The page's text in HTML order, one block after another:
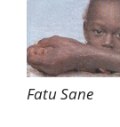
Fatu Sane